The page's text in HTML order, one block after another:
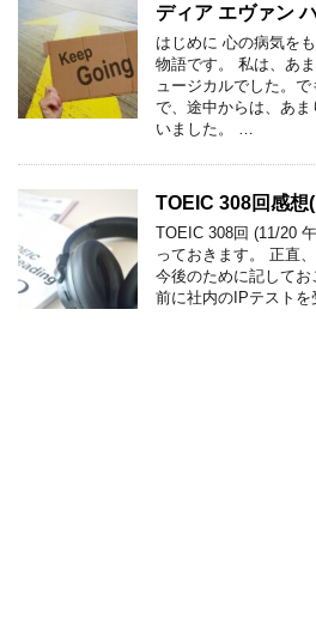
ディア エヴァン
はじめに 心の病気を
物語です。 私は、あ
ュージカルでした。
で、途中からは、あま
いました。 …
TOEIC 308回感想
TOEIC 308回 (11/20
っておきます。 正直
今後のために記して
前に社内のIPテスト